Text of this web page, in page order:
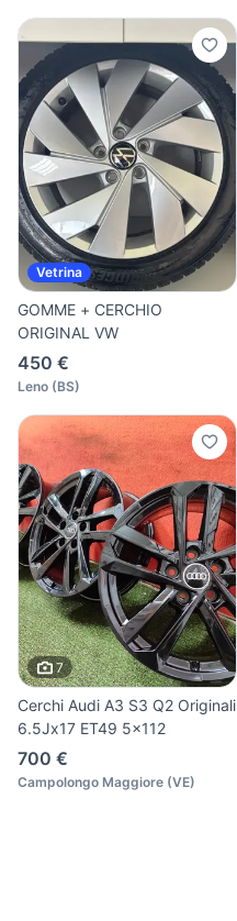
Vetrina
GOMME + CERCHIO
ORIGINAL VW
450 €
Leno (BS)
7
Cerchi Audi A3 S3 Q2 Originali
6.5Jx17 ET49 5x112
700 €
Campolongo Maggiore (VE)